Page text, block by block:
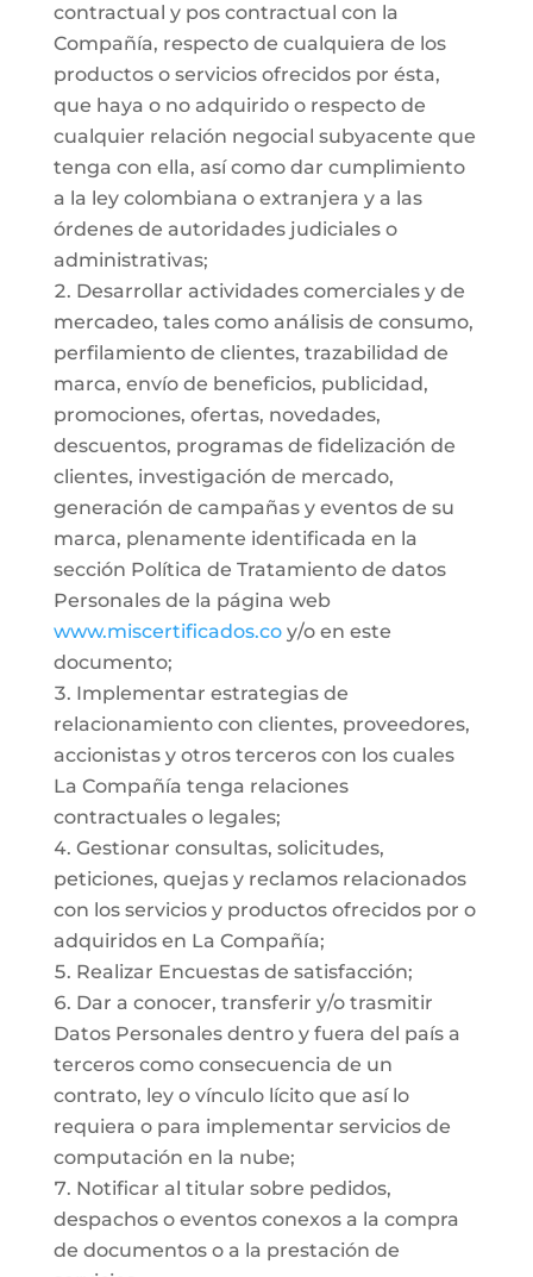
contractual y pos contractual con la
Compañía, respecto de cualquiera de los
productos o servicios ofrecidos por ésta,
que haya o no adquirido o respecto de
cualquier relación negocial subyacente que
tenga con ella, así como dar cumplimiento
a la ley colombiana o extranjera y a las
órdenes de autoridades judiciales o
administrativas;
Desarrollar actividades comerciales y de
mercadeo, tales como análisis de consumo,
perfilamiento de clientes, trazabilidad de
marca, envío de beneficios, publicidad,
promociones, ofertas, novedades,
descuentos, programas de fidelización de
clientes, investigación de mercado,
generación de campañas y eventos de su
marca, plenamente identificada en la
sección Política de Tratamiento de datos
Personales de la página web
www.miscertificados.coy/o en este
documento;
Implementar estrategias de
relacionamiento con clientes, proveedores,
accionistas y otros terceros con los cuales
La Compañía tenga relaciones
contractuales o legales;
Gestionar consultas, solicitudes,
peticiones, quejas y reclamos relacionados
con los servicios y productos ofrecidos por o
adquiridos en La Compañía;
Realizar Encuestas de satisfacción;
Dar a conocer, transferir y/o trasmitir
Datos Personales dentro y fuera del país a
terceros como consecuencia de un
contrato, ley o vínculo lícito que así lo
requiera o para implementar servicios de
computación en la nube;
Notificar al titular sobre pedidos,
despachos o eventos conexos a la compra
de documentos o a la prestación de